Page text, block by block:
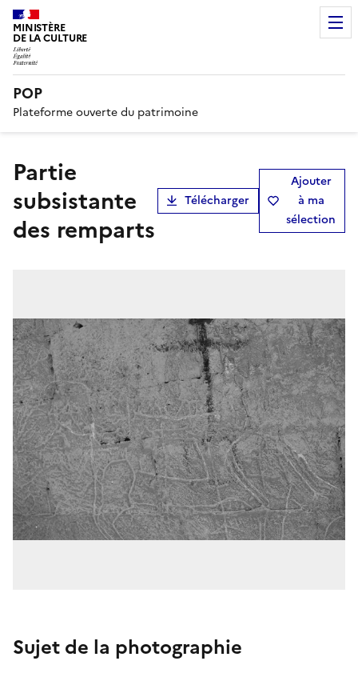
MINISTÈRE
DE LA CULTURE
POP
Plateforme ouverte du patrimoine
partie
subsistante
des remparts
Télécharger
Ajouter
à ma
sélection
Sujet de la photographie